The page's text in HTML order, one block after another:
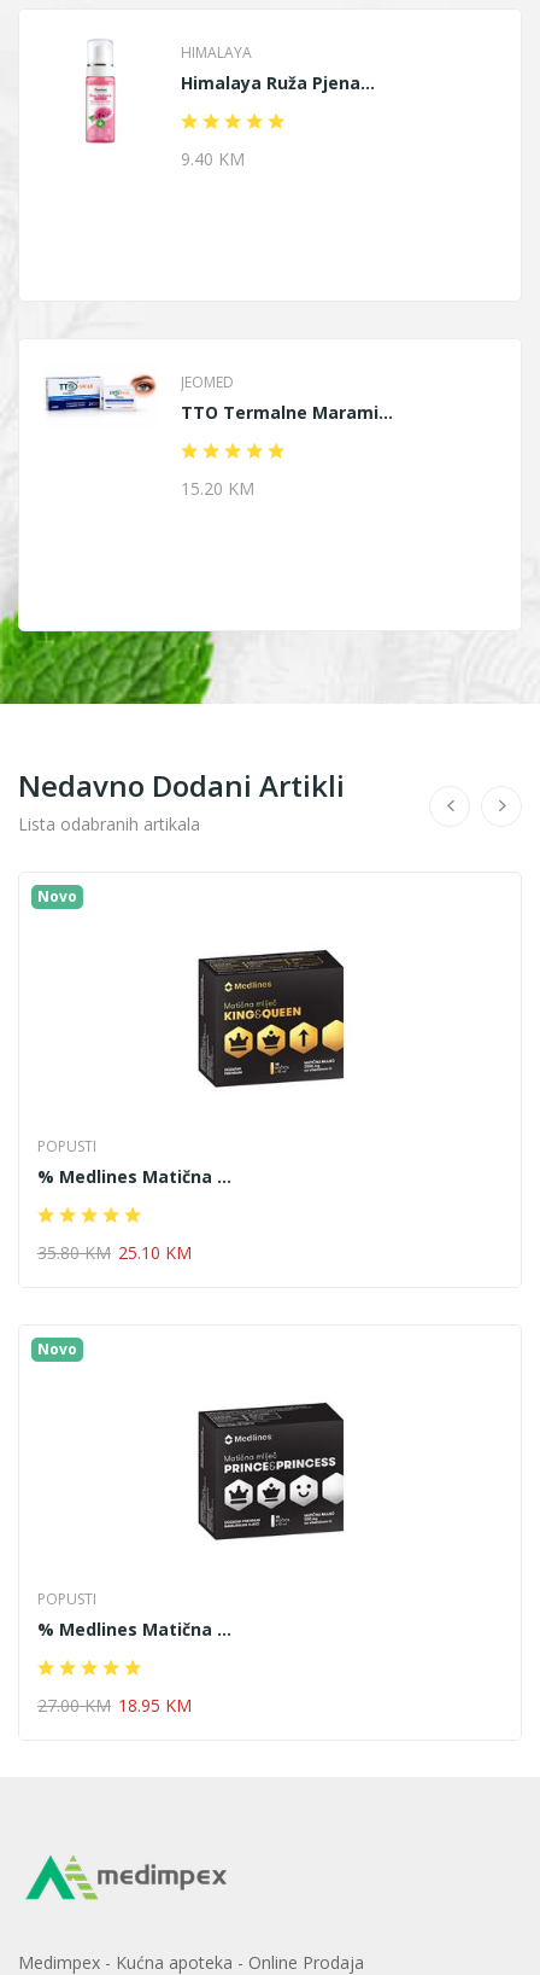
HIMALAYA
Himalaya Ruža Pjena...
9.40 KM
JEOMED
TTO Termalne Marami...
15.20 KM
Nedavno Dodani Artikli
Lista odabranih artikala
Novo
POPUSTI
% Medlines Matična ...
35.80 KM 25.10 KM
Novo
POPUSTI
% Medlines Matična ...
27.00 KM 18.95 KM
Medimpex - Kućna apoteka - Online Prodaja